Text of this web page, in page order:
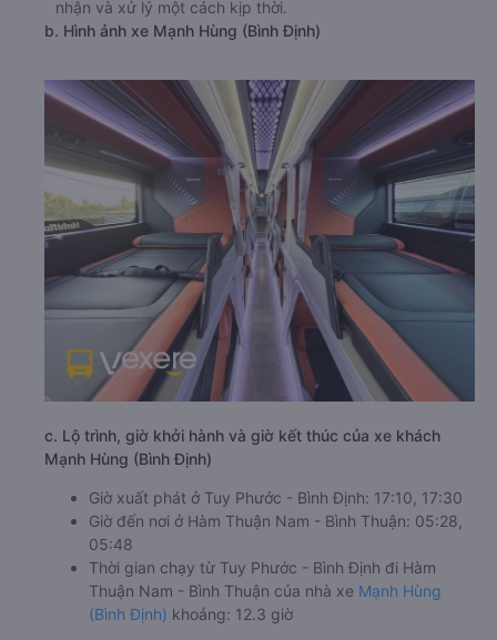
nhận và xử lý một cách kịp thời.
b. Hình ảnh xe Mạnh Hùng (Bình Định)
c. Lộ trình, giờ khởi hành và giờ kết thúc của xe khách
Mạnh Hùng (Bình Định)
Giờ xuất phát ở Tuy Phước - Bình Định: 17:10, 17:30
Giờ đến nơi ở Hàm Thuận Nam - Bình Thuận: 05:28,
05:48
Thời gian chạy từ Tuy Phước - Bình Định đi Hàm
Thuận Nam - Bình Thuận của nhà xe Mạnh Hùng
(Bình Định) khoảng: 12.3 giờ